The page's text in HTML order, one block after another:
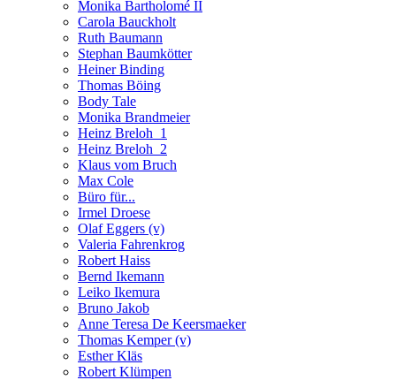
Monika Bartholomé II
Carola Bauckholt
Ruth Baumann
Stephan Baumkötter
Heiner Binding
Thomas Böing
Body Tale
Monika Brandmeier
Heinz Breloh_1
Heinz Breloh_2
Klaus vom Bruch
Max Cole
Büro für...
Irmel Droese
Olaf Eggers (v)
Valeria Fahrenkrog
Robert Haiss
Bernd Ikemann
Leiko Ikemura
Bruno Jakob
Anne Teresa De Keersmaeker
Thomas Kemper (v)
Esther Kläs
Robert Klümpen